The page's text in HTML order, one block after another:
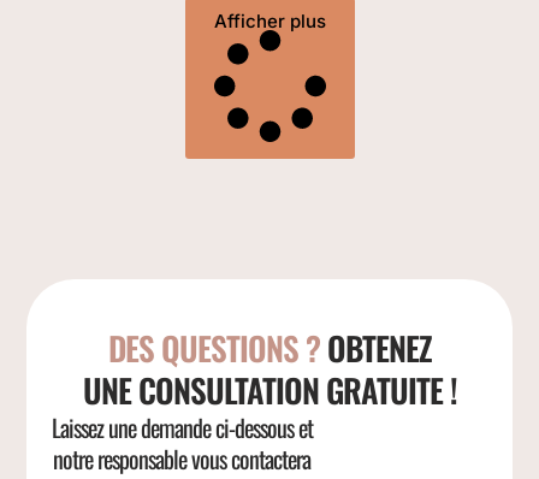
Afficher plus
DES QUESTIONS ?OBTENEZ
UNE CONSULTATION GRATUITE !
Laissez une demande ci-dessous et
notre responsable vous contactera